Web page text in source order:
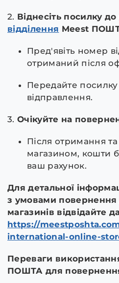
2. Віднесіть посилку до
відділення Meest
Пред'явіть номер
отриманий після
Передайте
відправлення.
3.Очікуйте на
Після отримання
магазином, кошти
ваш рахунок.
Для детальної
з умовами
магазинів відвідайте
https://
international-online-
Переваги
ПОШТА для